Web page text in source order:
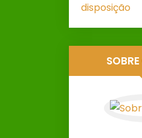
disposição